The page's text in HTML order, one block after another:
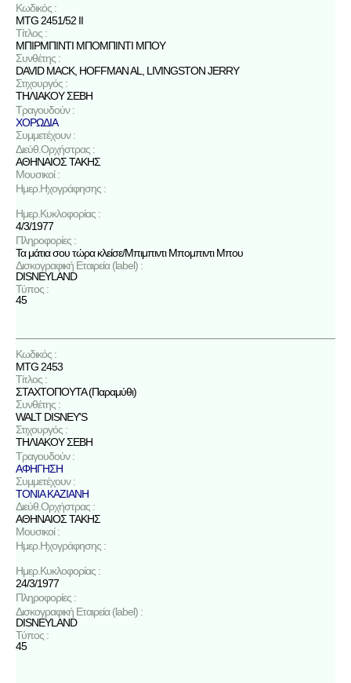
Κωδικός :
MTG 2451/52 II
Τίτλος :
ΜΠΙΡΜΠΙΝΤΙ ΜΠΟΜΠΙΝΤΙ ΜΠΟΥ
Συνθέτης :
DAVID MACK, HOFFMAN AL
LIVINGSTON JERRY
Στιχουργός :
ΤΗΛΙΑΚΟΥ ΣΕΒΗ
Τραγουδούν :
ΧΟΡΩΔΙΑ
Συμμετέχουν :
Διεύθ.Ορχήστρας :
ΑΘΗΝΑΙΟΣ ΤΑΚΗΣ
Μουσικοί :
Ημερ.Ηχογράφησης :
Ημερ.Κυκλοφορίας :
4/3/1977
Πληροφορίες :
Τα μάτια σου τώρα κλείσε/Μπιμπιντι Μπομπιντι Μπου
Δισκογραφική Εταιρεία (label) :
DISNEYLAND
Τύπος :
45
Κωδικός :
MTG 2453
Τίτλος :
ΣΤΑΧΤΟΠΟΥΤΑ (Παραμύθι)
Συνθέτης :
WALT DISNEY'S
Στιχουργός :
ΤΗΛΙΑΚΟΥ ΣΕΒΗ
Τραγουδούν :
ΑΦΗΓΗΣΗ
Συμμετέχουν :
ΤΟΝΙΑ ΚΑΖΙΑΝΗ
Διεύθ.Ορχήστρας :
ΑΘΗΝΑΙΟΣ ΤΑΚΗΣ
Μουσικοί :
Ημερ.Ηχογράφησης :
Ημερ.Κυκλοφορίας :
24/3/1977
Πληροφορίες :
Δισκογραφική Εταιρεία (label) :
DISNEYLAND
Τύπος :
45